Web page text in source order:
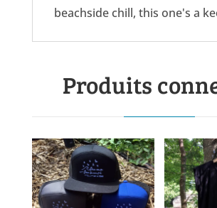
beachside chill, this one's a
Produits